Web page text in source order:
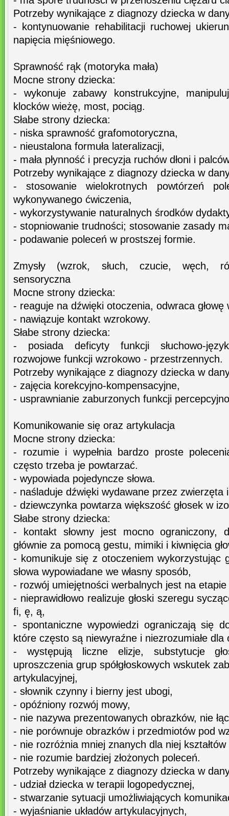
Potrzeby wynikające z diagnozy dziecka w
- kontynuowanie rehabilitacji ruchowej
napięcia mięśniowego.
Sprawność rąk (motoryka mała)
Mocne strony dziecka:
- wykonuje zabawy konstrukcyjne,
klocków wieżę, most, pociąg.
Słabe strony dziecka:
- niska sprawność grafomotoryczna,
- nieustalona formuła lateralizacji,
- mała płynność i precyzja ruchów dłoni i
Potrzeby wynikające z diagnozy dziecka w
- stosowanie wielokrotnych powtórzeń
wykonywanego ćwiczenia,
- wykorzystywanie naturalnych środków
- stopniowanie trudności; stosowanie zasady
- podawanie poleceń w prostszej formie.
Zmysły (wzrok, słuch, czucie, węch,
sensoryczna
Mocne strony dziecka:
- reaguje na dźwięki otoczenia, odwraca głowę
- nawiązuje kontakt wzrokowy.
Słabe strony dziecka:
- posiada deficyty funkcji słuchowo-
rozwojowe funkcji wzrokowo - przestrzennych.
Potrzeby wynikające z diagnozy dziecka w
- zajęcia korekcyjno-kompensacyjne,
- usprawnianie zaburzonych funkcji
Komunikowanie się oraz artykulacja
Mocne strony dziecka:
- rozumie i wypełnia bardzo proste
często trzeba je powtarzać.
- wypowiada pojedyncze słowa.
- naśladuje dźwięki wydawane przez zwierzęta
- dziewczynka powtarza większość głosek w
Słabe strony dziecka:
- kontakt słowny jest mocno ograniczony,
głównie za pomocą gestu, mimiki i kiwnięcia
- komunikuje się z otoczeniem wykorzystując
słowa wypowiadane we własny sposób,
- rozwój umiejętności werbalnych jest na
- nieprawidłowo realizuje głoski szeregu
fi, ę, ą,
- spontaniczne wypowiedzi ograniczają się
które często są niewyraźne i niezrozumiałe dla
- występują liczne elizje, substytucje
uproszczenia grup spółgłoskowych wskutek
artykulacyjnej,
- słownik czynny i bierny jest ubogi,
- opóźniony rozwój mowy,
- nie nazywa prezentowanych obrazków, nie
- nie porównuje obrazków i przedmiotów pod
- nie rozróżnia mniej znanych dla niej
- nie rozumie bardziej złożonych poleceń.
Potrzeby wynikające z diagnozy dziecka w
- udział dziecka w terapii logopedycznej,
- stwarzanie sytuacji umożliwiających
- wyjaśnianie układów artykulacyjnych,